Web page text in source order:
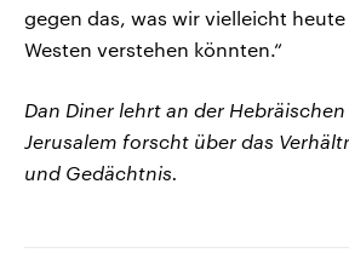
gegen das, was wir vielleicht
Westen verstehen könnten.“
Dan Diner lehrt an der
Jerusalem forscht über das
und Gedächtnis.